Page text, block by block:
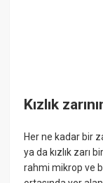
Kızlık
Her ne kadar bir
ya da kızlık zarı
rahmi mikrop ve